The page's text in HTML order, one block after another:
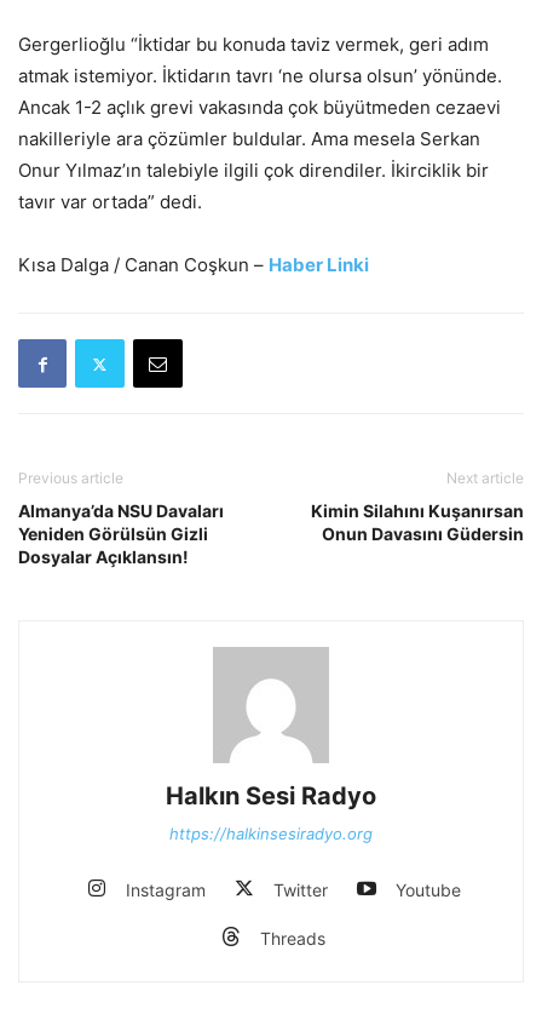
Gergerlioğlu “İktidar bu konuda taviz vermek, geri adım
atmak istemiyor. İktidarın tavrı ‘ne olursa olsun’ yönünde.
Ancak 1-2 açlık grevi vakasında çok büyütmeden cezaevi
nakilleriyle ara çözümler buldular. Ama mesela Serkan
Onur Yılmaz’ın talebiyle ilgili çok direndiler. İkirciklik bir
tavır var ortada” dedi.
Kısa Dalga / Canan Coşkun – Haber Linki
Previous article
Almanya’da NSU Davaları
Yeniden Görülsün Gizli
Dosyalar Açıklansın!
Next article
Kimin Silahını Kuşanırsan
Onun Davasını Güdersin
Halkın Sesi Radyo
https://halkinsesiradyo.org
Instagram Twitter Youtube
Threads